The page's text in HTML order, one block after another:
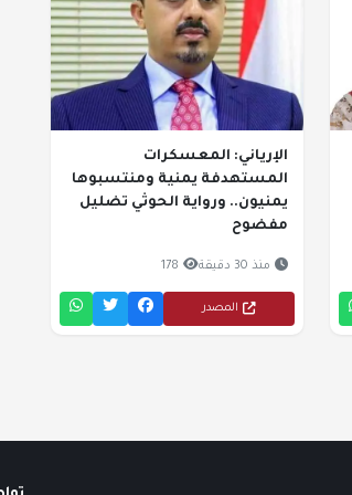
الإرياني: المعسكرات
المستهدفة يمنية ومنتسبوها
يمنيون.. ورواية الحوثي تضليل
مفضوح
منذ 30 دقيقة 178
المصدر